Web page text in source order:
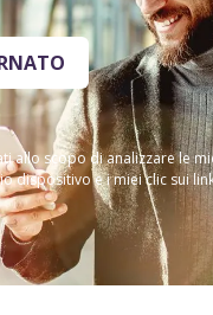
allo scopo di analizzare le
dispositivo e i miei clic sui